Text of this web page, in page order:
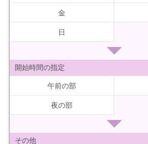
金
日
開始時間の指定
午前の部
夜の部
その他